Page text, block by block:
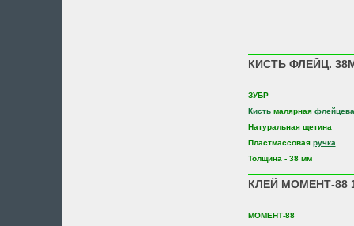
КИСТЬ ФЛЕЙЦ.
ЗУБР
Кистьмалярная
Натуральная щетина
Пластмассовая ручка
Толщина - 38 мм
КЛЕЙ МОМЕНТ-88
МОМЕНТ-88